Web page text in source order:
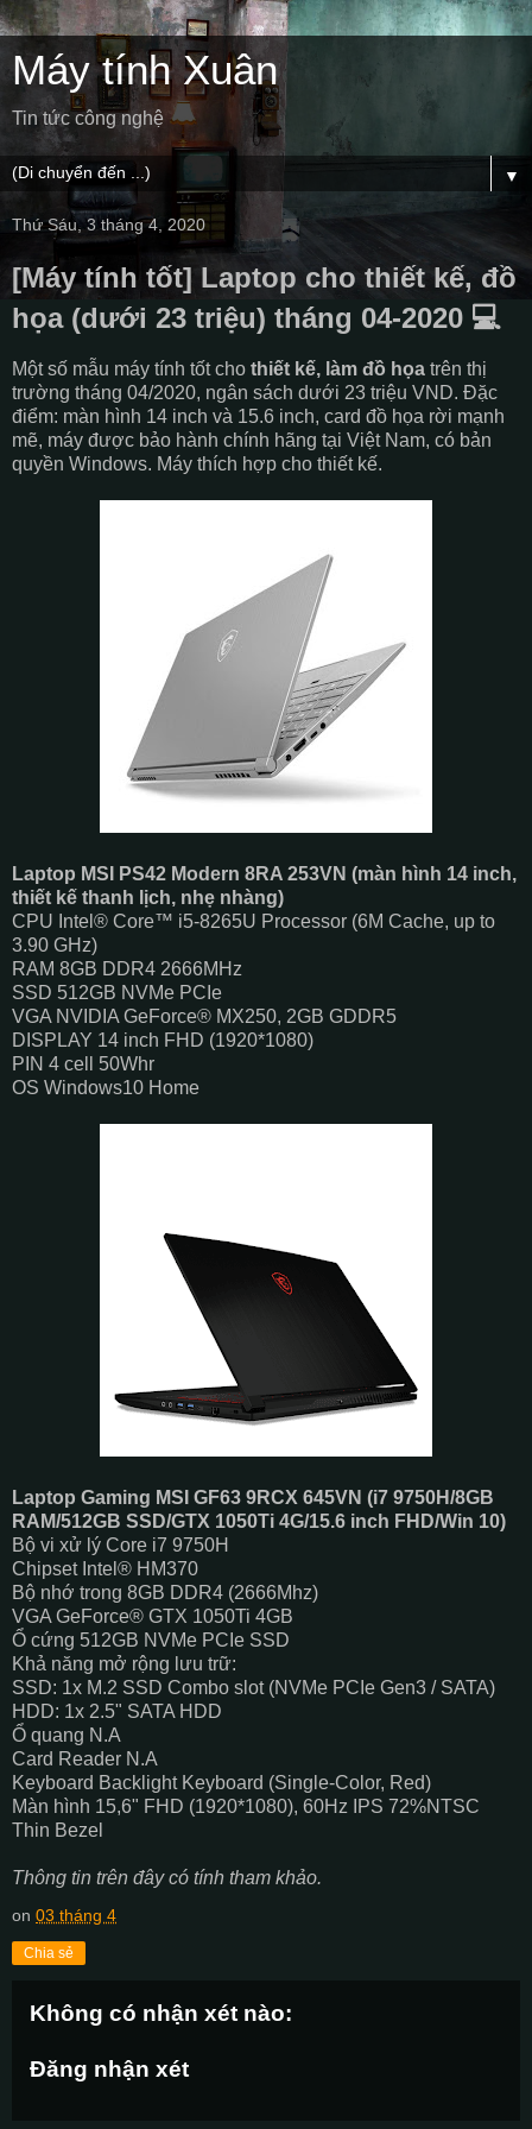
Máy tính Xuân
Tin tức công nghệ
▼
Thứ Sáu, 3 tháng 4, 2020
[Máy tính tốt] Laptop cho thiết kế, đồ
họa (dưới 23 triệu) tháng 04-2020 💻
Một số mẫu máy tính tốt cho thiết kế, làm đồ họa trên thị
trường tháng 04/2020, ngân sách dưới 23 triệu VND. Đặc
điểm: màn hình 14 inch và 15.6 inch, card đồ họa rời mạnh
mẽ, máy được bảo hành chính hãng tại Việt Nam, có bản
quyền Windows. Máy thích hợp cho thiết kế.
Laptop MSI PS42 Modern 8RA 253VN (màn hình 14 inch,
thiết kế thanh lịch, nhẹ nhàng)
CPU Intel® Core™ i5-8265U Processor (6M Cache, up to
3.90 GHz)
RAM 8GB DDR4 2666MHz
SSD 512GB NVMe PCIe
VGA NVIDIA GeForce® MX250, 2GB GDDR5
DISPLAY 14 inch FHD (1920*1080)
PIN 4 cell 50Whr
OS Windows10 Home
Laptop Gaming MSI GF63 9RCX 645VN (i7 9750H/8GB
RAM/512GB SSD/GTX 1050Ti 4G/15.6 inch FHD/Win 10)
Bộ vi xử lý Core i7 9750H
Chipset Intel® HM370
Bộ nhớ trong 8GB DDR4 (2666Mhz)
VGA GeForce® GTX 1050Ti 4GB
Ổ cứng 512GB NVMe PCIe SSD
Khả năng mở rộng lưu trữ:
SSD: 1x M.2 SSD Combo slot (NVMe PCIe Gen3 / SATA)
HDD: 1x 2.5" SATA HDD
Ổ quang N.A
Card Reader N.A
Keyboard Backlight Keyboard (Single-Color, Red)
Màn hình 15,6" FHD (1920*1080), 60Hz IPS 72%NTSC
Thin Bezel
Thông tin trên đây có tính tham khảo.
on 03 tháng 4
Chia sẻ
Không có nhận xét nào:
Đăng nhận xét